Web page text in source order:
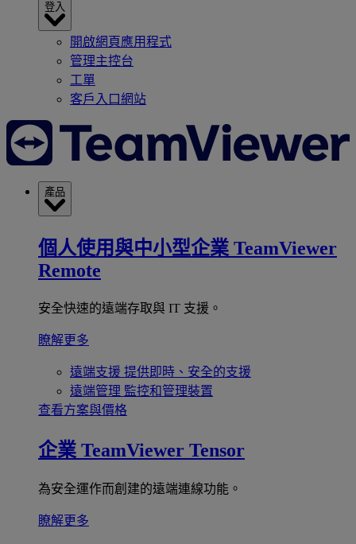
登入
開啟網頁應用程式
管理主控台
工單
客戶入口網站
產品
個人使用與中小型企業 TeamViewer
Remote
安全快速的遠端存取與 IT 支援。
瞭解更多
遠端支援 提供即時、安全的支援
遠端管理 監控和管理裝置
查看方案與價格
企業 TeamViewer Tensor
為安全運作而創建的遠端連線功能。
瞭解更多